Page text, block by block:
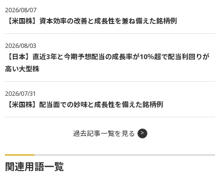
2026/08/07
【米国株】資本効率の改善と成長性を兼ね備えた銘柄例
2026/08/03
【日本】直近3年と今期予想配当の成長率が10％超で配当利回りが
高い大型株
2026/07/31
【米国株】配当面での妙味と成長性を備えた銘柄例
過去記事一覧を見る
関連用語一覧